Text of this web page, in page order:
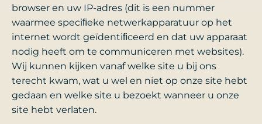
browser en uw IP-adres (dit is een nummer
waarmee speciﬁeke netwerkapparatuur op het
internet wordt geïdentiﬁceerd en dat uw apparaat
nodig heeft om te communiceren met websites).
Wij kunnen kijken vanaf welke site u bij ons
terecht kwam, wat u wel en niet op onze site hebt
gedaan en welke site u bezoekt wanneer u onze
site hebt verlaten.